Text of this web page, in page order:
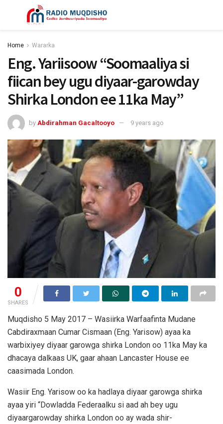
Home Wararka
Eng. Yariisoow “Soomaaliya si
fiican bey ugu diyaar-garowday
Shirka London ee 11ka May”
by Abdirahman Gacaltooyo 9 years ago
0
SHARES
Muqdisho 5 May 2017 – Wasiirka Warfaafinta Mudane
Cabdiraxmaan Cumar Cismaan (Eng. Yarisow) ayaa ka
warbixiyey diyaar garowga shirka London oo 11ka May ka
dhacaya dalkaas UK, gaar ahaan Lancaster House ee
caasimada London.
Wasiir Eng. Yarisow oo ka hadlaya diyaar garowga shirka
ayaa yiri “Dowladda Federaalku si aad ah bey ugu
diyaargarowday shirka London oo ay wada shir-